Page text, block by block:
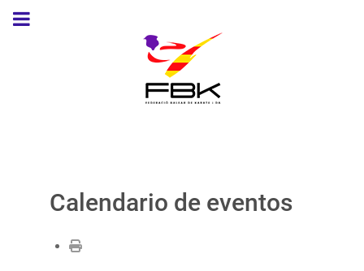
Calendario de eventos